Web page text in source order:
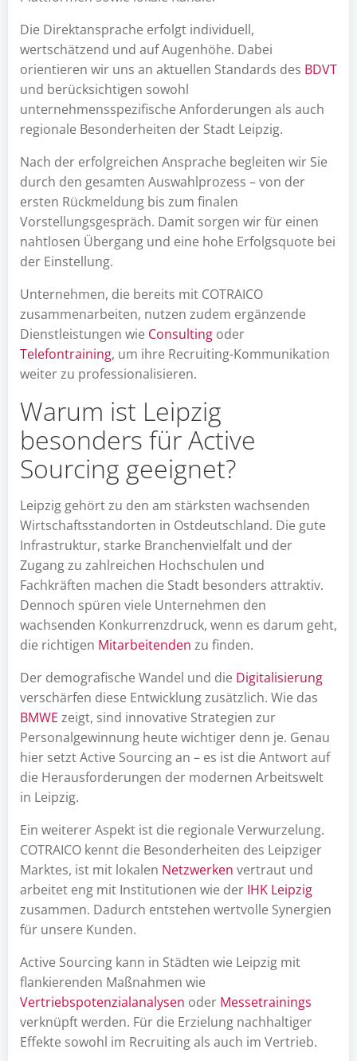
Die Direktansprache erfolgt individuell,
wertschätzend und auf Augenhöhe. Dabei
orientieren wir uns an aktuellen Standards des BDVT
und berücksichtigen sowohl
unternehmensspezifische Anforderungen als auch
regionale Besonderheiten der Stadt Leipzig.
Nach der erfolgreichen Ansprache begleiten wir Sie
durch den gesamten Auswahlprozess – von der
ersten Rückmeldung bis zum finalen
Vorstellungsgespräch. Damit sorgen wir für einen
nahtlosen Übergang und eine hohe Erfolgsquote bei
der Einstellung.
Unternehmen, die bereits mit COTRAICO
zusammenarbeiten, nutzen zudem ergänzende
Dienstleistungen wie Consulting oder
Telefontraining, um ihre Recruiting-Kommunikation
weiter zu professionalisieren.
Warum ist Leipzig
besonders für Active
Sourcing geeignet?
Leipzig gehört zu den am stärksten wachsenden
Wirtschaftsstandorten in Ostdeutschland. Die gute
Infrastruktur, starke Branchenvielfalt und der
Zugang zu zahlreichen Hochschulen und
Fachkräften machen die Stadt besonders attraktiv.
Dennoch spüren viele Unternehmen den
wachsenden Konkurrenzdruck, wenn es darum geht,
die richtigen Mitarbeitenden zu finden.
Der demografische Wandel und die Digitalisierung
verschärfen diese Entwicklung zusätzlich. Wie das
BMWE zeigt, sind innovative Strategien zur
Personalgewinnung heute wichtiger denn je. Genau
hier setzt Active Sourcing an – es ist die Antwort auf
die Herausforderungen der modernen Arbeitswelt
in Leipzig.
Ein weiterer Aspekt ist die regionale Verwurzelung.
COTRAICO kennt die Besonderheiten des Leipziger
Marktes, ist mit lokalen Netzwerken vertraut und
arbeitet eng mit Institutionen wie der IHK Leipzig
zusammen. Dadurch entstehen wertvolle Synergien
für unsere Kunden.
Active Sourcing kann in Städten wie Leipzig mit
flankierenden Maßnahmen wie
Vertriebspotenzialanalysen oder Messetrainings
verknüpft werden. Für die Erzielung nachhaltiger
Effekte sowohl im Recruiting als auch im Vertrieb.